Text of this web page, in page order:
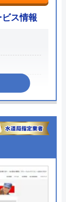
ため、水ま
業者でしょ
キャンセル
を覗いてみ
ス情報
祝8:00〜